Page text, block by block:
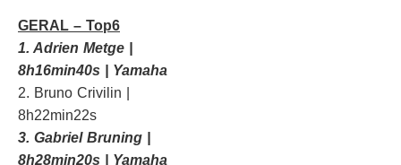
GERAL – Top6
1. Adrien Metge |
8h16min40s | Yamaha
2. Bruno Crivilin |
8h22min22s
3. Gabriel Bruning |
8h28min20s | Yamaha